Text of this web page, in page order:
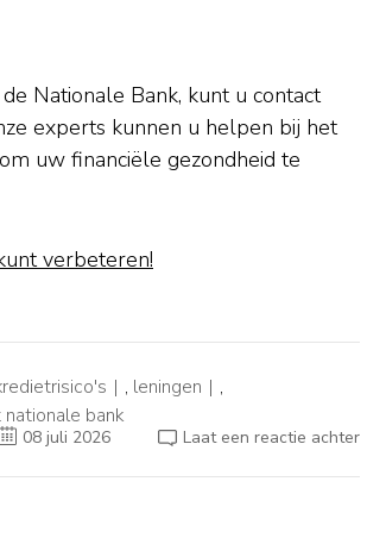
Nationale Bank, kunt u contact
experts kunnen u helpen bij het
uw financiële gezondheid te
verbeteren!
, leningen
,
bank
08 juli 2026 Laat een reactie achterop